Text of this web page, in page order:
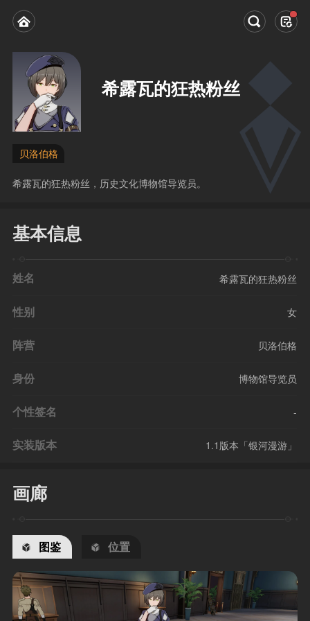
希露瓦的狂热粉丝
贝洛伯格
希露瓦的狂热粉丝，历史文化博物馆导览员。
基本信息
姓名 希露瓦的狂热粉丝
性别 女
阵营 贝洛伯格
身份 博物馆导览员
个性签名 -
实装版本 1.1版本「银河漫游」
画廊
图鉴 位置